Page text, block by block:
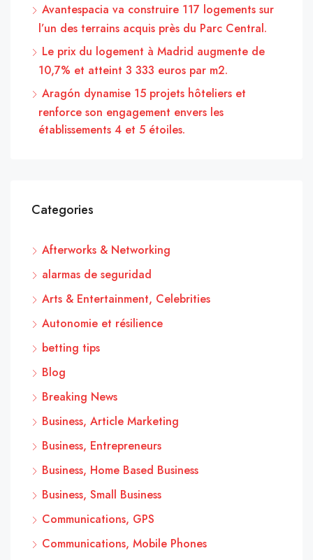
Avantespacia va construire 117 logements sur
l’un des terrains acquis près du Parc Central.
Le prix du logement à Madrid augmente de
10,7% et atteint 3 333 euros par m2.
Aragón dynamise 15 projets hôteliers et
renforce son engagement envers les
établissements 4 et 5 étoiles.
Categories
Afterworks & Networking
alarmas de seguridad
Arts & Entertainment, Celebrities
Autonomie et résilience
betting tips
Blog
Breaking News
Business, Article Marketing
Business, Entrepreneurs
Business, Home Based Business
Business, Small Business
Communications, GPS
Communications, Mobile Phones